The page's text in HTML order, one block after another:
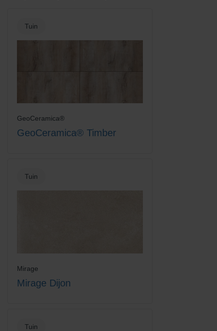
Tuin
GeoCeramica®
GeoCeramica® Timber
Tuin
Mirage
Mirage Dijon
Tuin